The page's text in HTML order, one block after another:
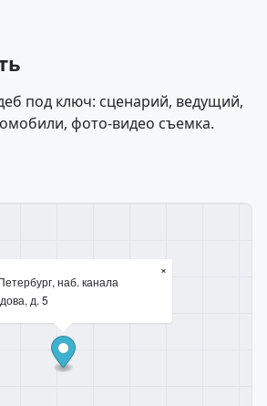
под ключ: сценарий, ведущий,
фото-видео съемка.
наб. канала
д. 5
×